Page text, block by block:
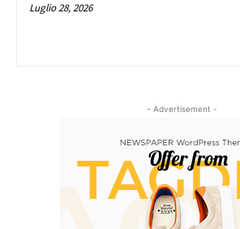
Luglio 28, 2026
- Advertisement -